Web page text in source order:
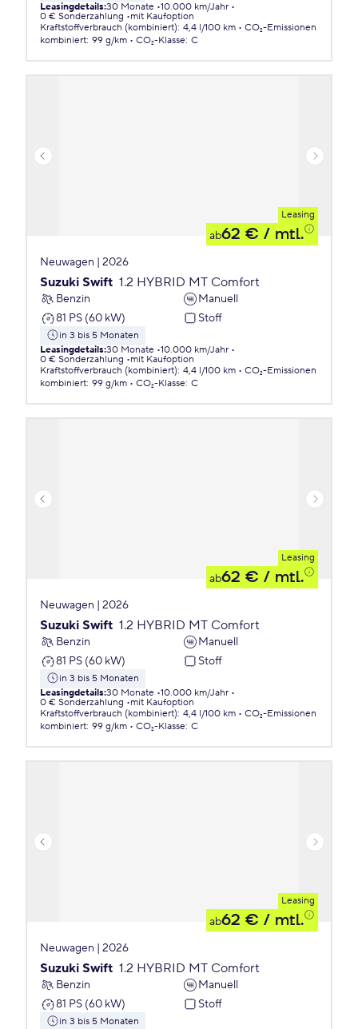
Leasingdetails:30 Monate 10.000 km/Jahr
0 € Sonderzahlung
mit Kaufoption
Kraftstoffverbrauch (kombiniert): 4,4 l/100 km
CO₂-Emissionen
kombiniert: 99 g/km CO₂-Klasse: C
Leasing
ab62 € / mtl.
Neuwagen | 2026
Suzuki Swift 1.2 HYBRID MT Comfort
Benzin
Manuell
81 PS (60 kW)
Stoff
in 3 bis 5 Monaten
Leasingdetails:30 Monate 10.000 km/Jahr
0 € Sonderzahlung
mit Kaufoption
Kraftstoffverbrauch (kombiniert): 4,4 l/100 km
CO₂-Emissionen
kombiniert: 99 g/km CO₂-Klasse: C
Leasing
ab62 € / mtl.
Neuwagen | 2026
Suzuki Swift 1.2 HYBRID MT Comfort
Benzin
Manuell
81 PS (60 kW)
Stoff
in 3 bis 5 Monaten
Leasingdetails:30 Monate 10.000 km/Jahr
0 € Sonderzahlung
mit Kaufoption
Kraftstoffverbrauch (kombiniert): 4,4 l/100 km
CO₂-Emissionen
kombiniert: 99 g/km CO₂-Klasse: C
Leasing
ab62 € / mtl.
Neuwagen | 2026
Suzuki Swift 1.2 HYBRID MT Comfort
Benzin
Manuell
81 PS (60 kW)
Stoff
in 3 bis 5 Monaten